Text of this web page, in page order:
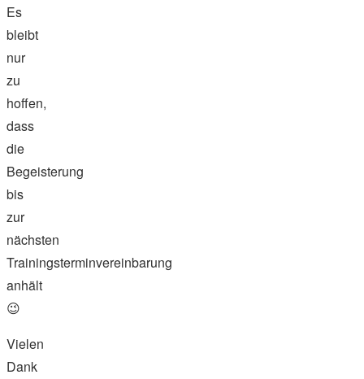
Es
bleibt
nur
zu
hoffen,
dass
die
Begeisterung
bis
zur
nächsten
Trainingsterminvereinbarung
anhält
😉
Vielen
Dank